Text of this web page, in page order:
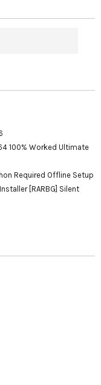
100% Worked Ultimate
Required Offline Setup
[RARBG] Silent